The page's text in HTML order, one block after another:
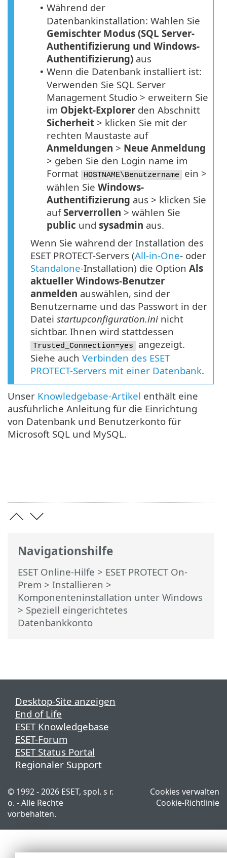
Navigationshilfe
ESET Online-Hilfe > ESET PROTECT On-
Prem > Installieren >
Komponenteninstallation unter Windows
> Speziell eingerichtetes
Datenbankkonto
• Während der
Datenbankinstallation: Wählen Sie
Gemischter Modus (SQL Server-
Authentifizierung und Windows-
Authentifizierung) aus
• Wenn die Datenbank installiert ist:
Verwenden Sie SQL Server
Management Studio > erweitern Sie
im Objekt-Explorer den Abschnitt
Sicherheit > klicken Sie mit der
rechten Maustaste auf
Anmeldungen > Neue Anmeldung
> geben Sie den Login name im
Format
HOSTNAME\Benutzername
ein >
wählen Sie Windows-
Authentifizierung aus > klicken Sie
aufServerrollen > wählen Sie
public und sysadmin aus.
Wenn Sie während der Installation des
ESET PROTECT-Servers (All-in-One- oder
Standalone-Installation) die Option Als
aktueller Windows-Benutzer
anmelden auswählen, sind der
Benutzername und das Passwort in der
Datei startupconfiguration.ini nicht
sichtbar. Ihnen wird stattdessen
Trusted_Connection=yes
angezeigt.
Siehe auch Verbinden des ESET
PROTECT-Servers mit einer Datenbank.
Unser Knowledgebase-Artikel enthält eine
ausführliche Anleitung für die Einrichtung
von Datenbank und Benutzerkonto für
Microsoft SQL und MySQL.
Desktop-Site anzeigen
End of Life
ESET Knowledgebase
ESET-Forum
ESET Status Portal
Regionaler Support
© 1992 - 2026 ESET, spol. s r.
o. - Alle Rechte
vorbehalten.
Cookies verwalten
Cookie-Richtlinie